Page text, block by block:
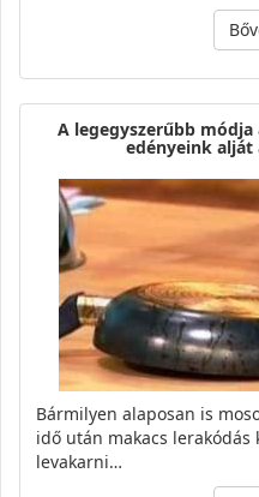
A legegyszerűbb
edényeink
Bármilyen alaposan is
idő után makacs
levakarni…